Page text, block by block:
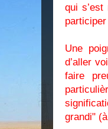
qui
Une
d’aller
faire
grandi"